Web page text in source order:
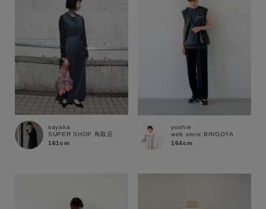
ブランド
sayaka
SUPER SHOP 鳥取店
161cm
yoshie
web store BINGOYA
164cm